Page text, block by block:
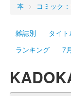
Myシェルフ
プレミアム
本 > コミック
雑誌別 タイト
ランキング
7